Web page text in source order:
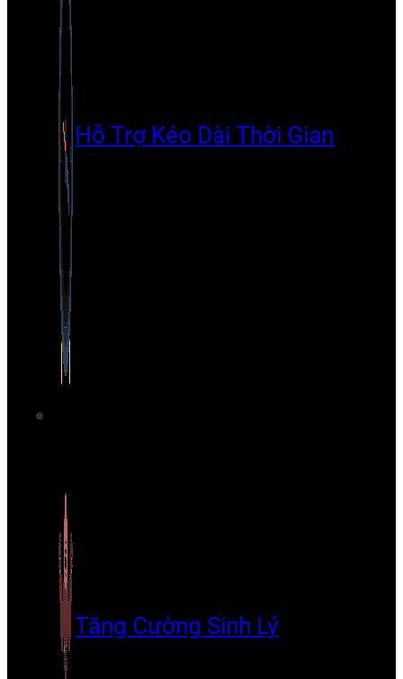
Hỗ Trợ Kéo Dài Thời Gian
Tăng Cường Sinh Lý